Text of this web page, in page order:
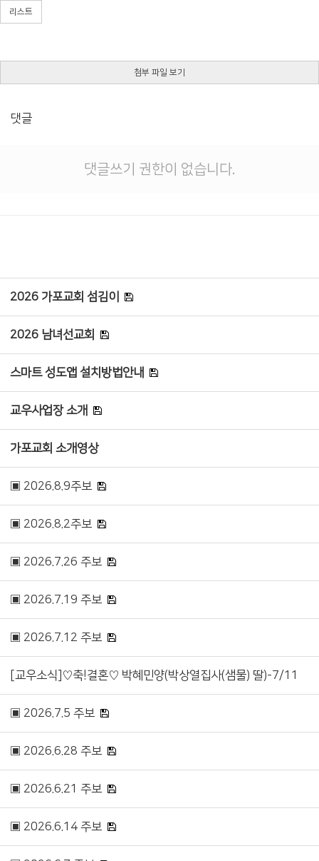
리스트
첨부 파일 보기
댓글
댓글쓰기 권한이 없습니다.
2026 가포교회 섬김이
2026 남녀선교회
스마트 성도앱 설치방법안내
교우사업장 소개
가포교회 소개영상
▣ 2026.8.9주보
▣ 2026.8.2주보
▣ 2026.7.26 주보
▣ 2026.7.19 주보
▣ 2026.7.12 주보
[교우소식]♡축!결혼♡ 박혜민양(박상열집사(샘물) 딸)-7/11
▣ 2026.7.5 주보
▣ 2026.6.28 주보
▣ 2026.6.21 주보
▣ 2026.6.14 주보